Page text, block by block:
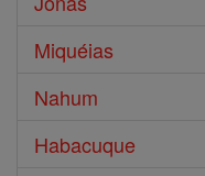
Miquéias
Nahum
Habacuque